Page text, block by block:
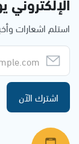
استلم اشعارات
اشترك الآن